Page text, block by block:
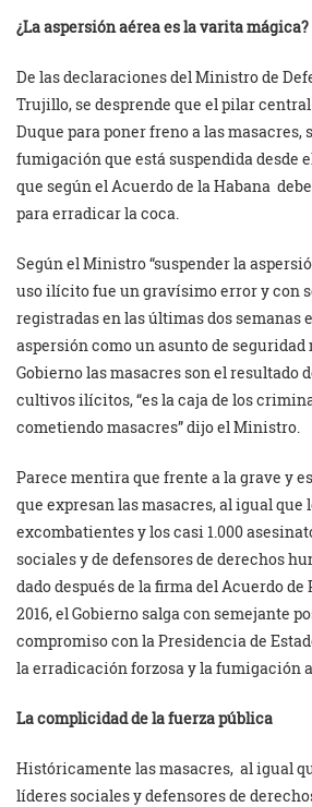
¿La aspersión aérea es la varita mágica?
De las declaraciones del Ministro de
Trujillo, se desprende que el pilar
Duque para poner freno a las masacres,
fumigación que está suspendida desde
que según el Acuerdo de la Habana
para erradicar la coca.
Según el Ministro “suspender la
uso ilícito fue un gravísimo error y con
registradas en las últimas dos semanas
aspersión como un asunto de seguridad
Gobierno las masacres son el resultado
cultivos ilícitos, “es la caja de los
cometiendo masacres” dijo el Ministro.
Parece mentira que frente a la grave y
que expresan las masacres, al igual que
excombatientes y los casi 1.000
sociales y de defensores de derechos
dado después de la firma del Acuerdo de
2016, el Gobierno salga con semejante
compromiso con la Presidencia de
la erradicación forzosa y la fumigación
La complicidad de la fuerza pública
Históricamente las masacres, al igual
líderes sociales y defensores de